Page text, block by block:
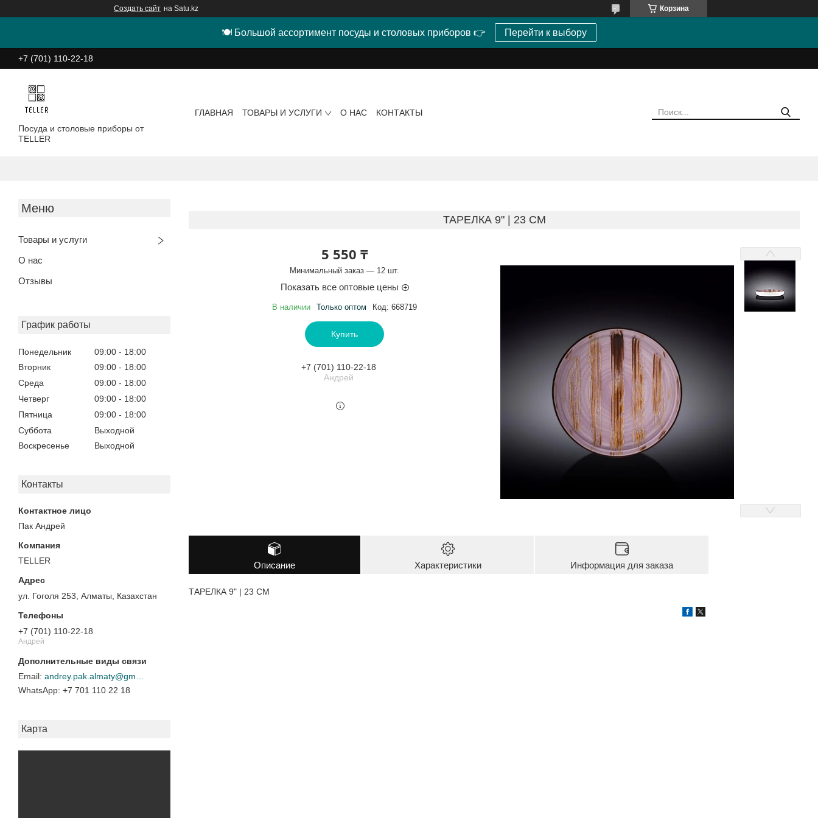
Создать сайт на Satu.kz Корзина
🍽 Большой ассортимент посуды и столовых приборов 👉 Перейти к выбору
+7 (701) 110-22-18
Посуда и столовые приборы от
TELLER
ГЛАВНАЯ ТОВАРЫ И УСЛУГИ О НАС КОНТАКТЫ
Товары и услуги
О нас
Отзывы
График работы
Понедельник 09:00
18:00
Вторник
09:00
18:00
Среда
09:00
18:00
Четверг
09:00
18:00
Пятница
09:00
18:00
Суббота
Выходной
Воскресенье
Выходной
Контакты
Пак Андрей
TELLER
ул. Гоголя 253, Алматы, Казахстан
+7 (701) 110-22-18
Андрей
+7 701 110 22 18
Карта
ТАРЕЛКА 9" | 23 CM
5 550 ₸
Минимальный заказ — 12 шт.
Показать все оптовые цены
В наличии Только оптом Код: 668719
Купить
+7 (701) 110-22-18
Андрей
Описание Характеристики Информация для заказа
ТАРЕЛКА 9" | 23 CM